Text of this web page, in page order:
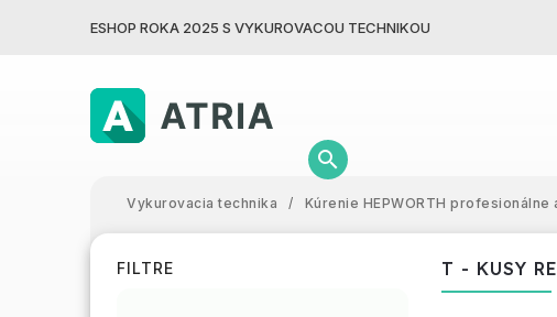
ESHOP ROKA 2025 S VYKUROVACOU TECHNIKOU
Vykurovacia technika / Kúrenie HEPWORTH profesionálne
FILTRE T - KUSY